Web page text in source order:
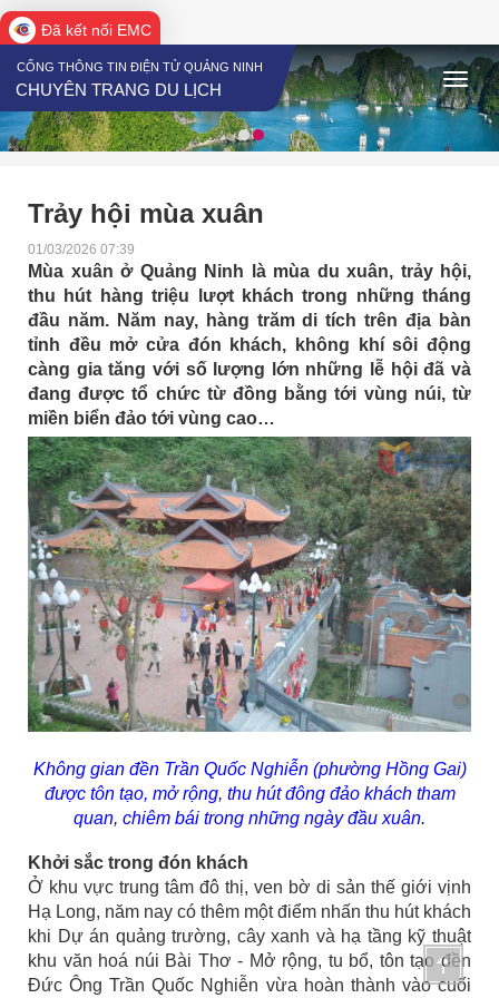
Đã kết nối EMC
CỔNG THÔNG TIN ĐIỆN TỬ QUẢNG NINH
CHUYÊN TRANG DU LỊCH
Trảy hội mùa xuân
01/03/2026 07:39
Mùa xuân ở Quảng Ninh là mùa du xuân, trảy hội,
thu hút hàng triệu lượt khách trong những tháng
đầu năm. Năm nay, hàng trăm di tích trên địa bàn
tỉnh đều mở cửa đón khách, không khí sôi động
càng gia tăng với số lượng lớn những lễ hội đã và
đang được tổ chức từ đồng bằng tới vùng núi, từ
miền biển đảo tới vùng cao…
Không gian đền Trần Quốc Nghiễn (phường Hồng Gai)
được tôn tạo, mở rộng, thu hút đông đảo khách tham
quan, chiêm bái trong những ngày đầu xuân.
Khởi sắc trong đón khách
Ở khu vực trung tâm đô thị, ven bờ di sản thế giới vịnh
Hạ Long, năm nay có thêm một điểm nhấn thu hút khách
khi Dự án quảng trường, cây xanh và hạ tầng kỹ thuật
khu văn hoá núi Bài Thơ - Mở rộng, tu bổ, tôn tạo đền
Đức Ông Trần Quốc Nghiễn vừa hoàn thành vào cuối